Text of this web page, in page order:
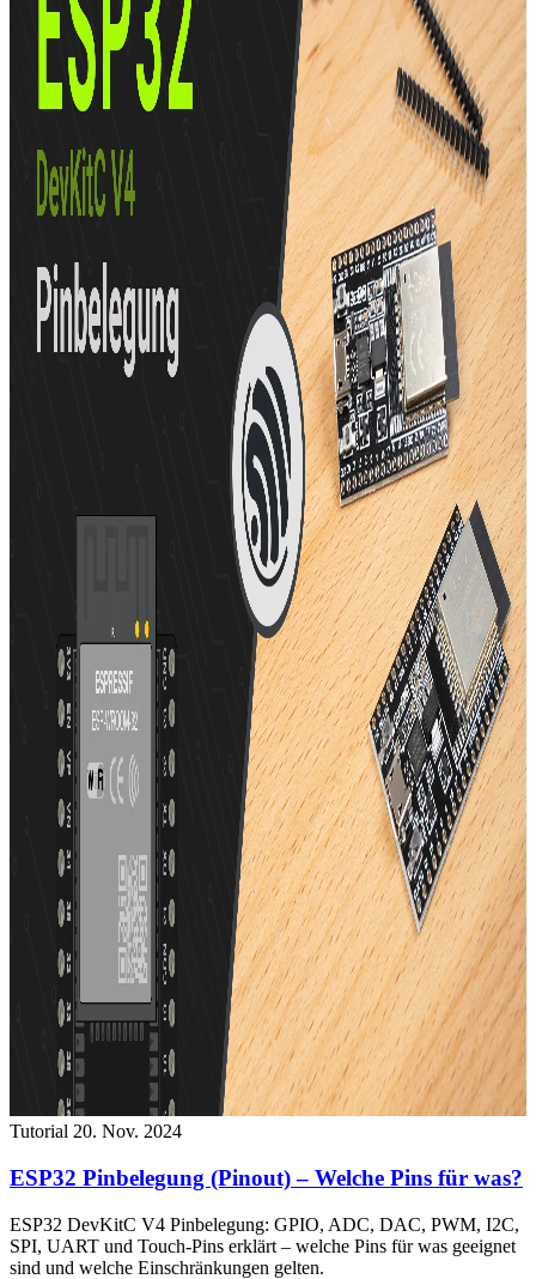
Tutorial 20. Nov. 2024
ESP32 Pinbelegung (Pinout) – Welche Pins für was?
ESP32 DevKitC V4 Pinbelegung: GPIO, ADC, DAC, PWM, I2C,
SPI, UART und Touch-Pins erklärt – welche Pins für was geeignet
sind und welche Einschränkungen gelten.